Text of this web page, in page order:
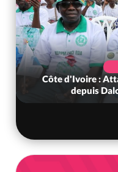
Côte d'Ivoire :
depuis